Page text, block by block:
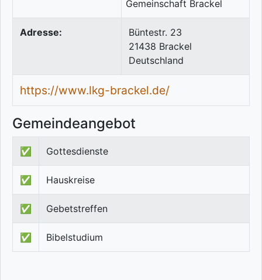
Adresse:
Büntestr. 23
21438 Brackel
Deutschland
https://www.lkg-brackel.de/
Gemeindeangebot
✅ Gottesdienste
✅ Hauskreise
✅ Gebetstreffen
✅ Bibelstudium